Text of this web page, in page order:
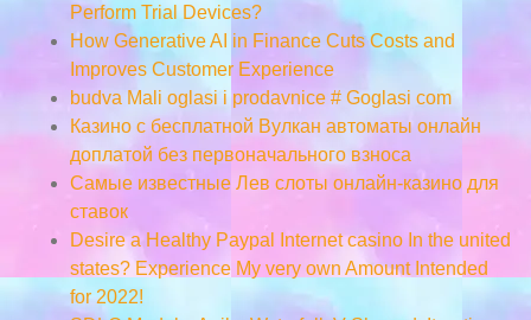
Perform Trial Devices?
How Generative AI in Finance Cuts Costs and
Improves Customer Experience
budva Mali oglasi i prodavnice # Goglasi com
Казино с бесплатной Вулкан автоматы онлайн
доплатой без первоначального взноса
Самые известные Лев слоты онлайн-казино для
ставок
Desire a Healthy Paypal Internet casino In the united
states? Experience My very own Amount Intended
for 2022!